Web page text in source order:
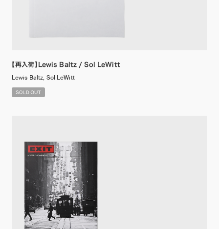
【再入荷】Lewis Baltz / Sol LeWitt
Lewis Baltz, Sol LeWitt